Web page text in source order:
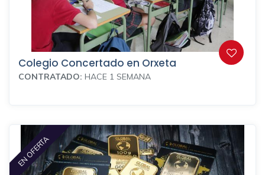
Colegio Concertado en Orxeta
CONTRATADO: HACE 1 SEMANA
EN OFERTA